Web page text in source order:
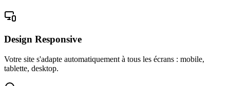
Design Responsive
Votre site s'adapte automatiquement à tous les écrans : mobile,
tablette, desktop.